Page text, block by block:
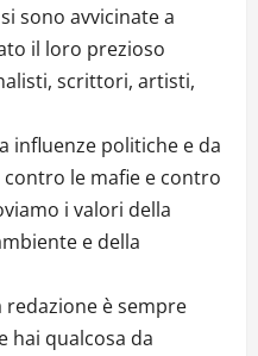
sono avvicinate a
il loro prezioso
scrittori, artisti,
influenze politiche e da
le mafie e contro
i valori della
e della
è sempre
hai qualcosa da